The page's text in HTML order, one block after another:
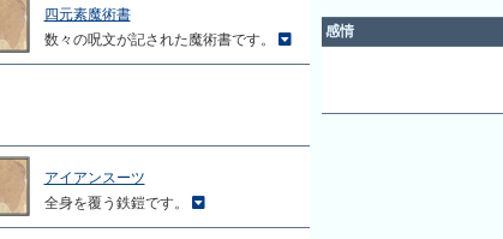
四元素魔術書
数々の呪文が記された魔術書です。
アイアンスーツ
全身を覆う鉄鎧です。
感情